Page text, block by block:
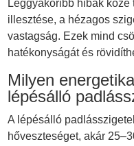
Leggyakoribb hibák
illesztése, a hézagos
vastagság. Ezek mind
hatékonyságát és
Milyen
lépésálló
A lépésálló
hőveszteséget, akár